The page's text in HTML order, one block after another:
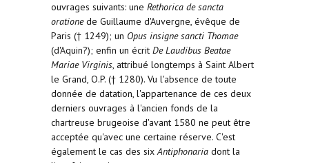
ouvrages suivants: une Rethorica de sancta
orationede Guillaume d'Auvergne, évêque de
Paris († 1249); un Opus insigne sancti Thomae
(d'Aquin?); enfin un écrit De Laudibus Beatae
Mariae Virginis, attribué longtemps à Saint Albert
le Grand, O.P. († 1280). Vu l'absence de toute
donnée de datation, l'appartenance de ces deux
derniers ouvrages à l'ancien fonds de la
chartreuse brugeoise d'avant 1580 ne peut être
acceptée qu'avec une certaine réserve. C'est
également le cas des sixAntiphonaria dont la